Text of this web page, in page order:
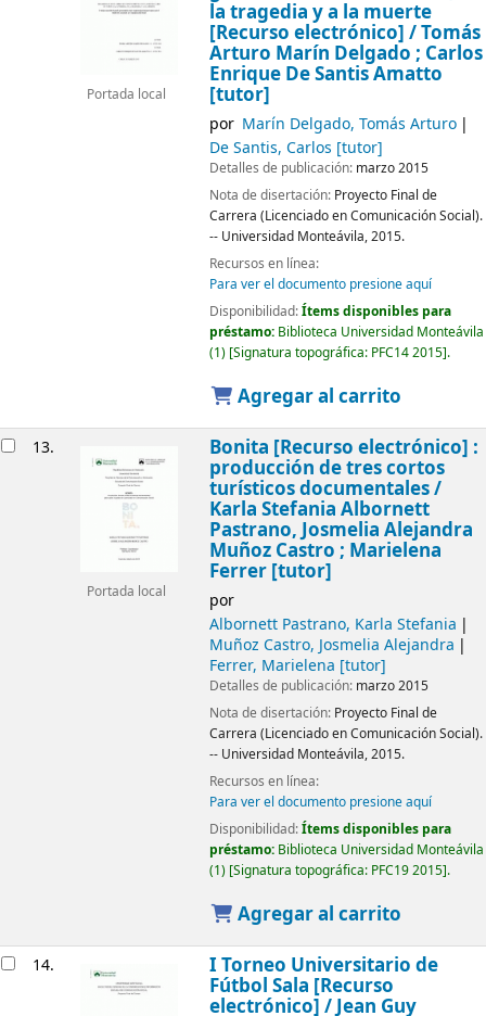
Portada local
la tragedia y a la muerte
[Recurso electrónico] /Tomás
Arturo Marín Delgado ; Carlos
Enrique De Santis Amatto
[tutor]
por Marín Delgado, Tomás Arturo
De Santis, Carlos [tutor]
Detalles de publicación: marzo 2015
Nota de disertación: Proyecto Final de
Carrera (Licenciado en Comunicación Social).
-- Universidad Monteávila, 2015.
Recursos en línea:
Para ver el documento presione aquí
Disponibilidad:Ítems disponibles para
préstamo: Biblioteca Universidad Monteávila
(1) Signatura topográfica: PFC14 2015 .
Agregar al carrito
13.
Portada local
Bonita [Recurso electrónico] :
producción de tres cortos
turísticos documentales /
Karla Stefania Albornett
Pastrano, Josmelia Alejandra
Muñoz Castro ; Marielena
Ferrer [tutor]
por
Albornett Pastrano, Karla Stefania
Muñoz Castro, Josmelia Alejandra
Ferrer, Marielena [tutor]
Detalles de publicación: marzo 2015
Nota de disertación: Proyecto Final de
Carrera (Licenciado en Comunicación Social).
-- Universidad Monteávila, 2015.
Recursos en línea:
Para ver el documento presione aquí
Disponibilidad:Ítems disponibles para
préstamo: Biblioteca Universidad Monteávila
(1) Signatura topográfica: PFC19 2015 .
Agregar al carrito
14. I Torneo Universitario de
Fútbol Sala [Recurso
electrónico] /Jean Guy